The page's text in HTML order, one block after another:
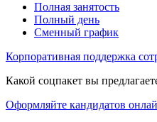
Полная занятость
Полный день
Сменный график
Корпоративная поддержка
Какой соцпакет вы
Оформляйте кандидатов